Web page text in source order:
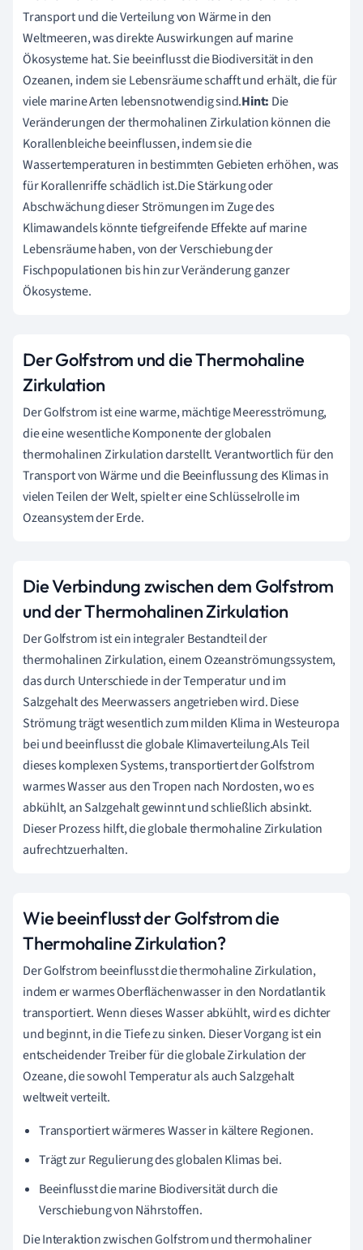
Transport und die Verteilung von Wärme in den
Weltmeeren, was direkte Auswirkungen auf marine
Ökosysteme hat. Sie beeinflusst die Biodiversität in den
Ozeanen, indem sie Lebensräume schafft und erhält, die für
viele marine Arten lebensnotwendig sind.Hint: Die
Veränderungen der thermohalinen Zirkulation können die
Korallenbleiche beeinflussen, indem sie die
Wassertemperaturen in bestimmten Gebieten erhöhen, was
für Korallenriffe schädlich ist.Die Stärkung oder
Abschwächung dieser Strömungen im Zuge des
Klimawandels könnte tiefgreifende Effekte auf marine
Lebensräume haben, von der Verschiebung der
Fischpopulationen bis hin zur Veränderung ganzer
Ökosysteme.
Der Golfstrom und die Thermohaline
Zirkulation
Der Golfstrom ist eine warme, mächtige Meeresströmung,
die eine wesentliche Komponente der globalen
thermohalinen Zirkulation darstellt. Verantwortlich für den
Transport von Wärme und die Beeinflussung des Klimas in
vielen Teilen der Welt, spielt er eine Schlüsselrolle im
Ozeansystem der Erde.
Die Verbindung zwischen dem Golfstrom
und der Thermohalinen Zirkulation
Der Golfstrom ist ein integraler Bestandteil der
thermohalinen Zirkulation, einem Ozeanströmungssystem,
das durch Unterschiede in der Temperatur und im
Salzgehalt des Meerwassers angetrieben wird. Diese
Strömung trägt wesentlich zum milden Klima in Westeuropa
bei und beeinflusst die globale Klimaverteilung.Als Teil
dieses komplexen Systems, transportiert der Golfstrom
warmes Wasser aus den Tropen nach Nordosten, wo es
abkühlt, an Salzgehalt gewinnt und schließlich absinkt.
Dieser Prozess hilft, die globale thermohaline Zirkulation
aufrechtzuerhalten.
Wie beeinflusst der Golfstrom die
Thermohaline Zirkulation?
Der Golfstrom beeinflusst die thermohaline Zirkulation,
indem er warmes Oberflächenwasser in den Nordatlantik
transportiert. Wenn dieses Wasser abkühlt, wird es dichter
und beginnt, in die Tiefe zu sinken. Dieser Vorgang ist ein
entscheidender Treiber für die globale Zirkulation der
Ozeane, die sowohl Temperatur als auch Salzgehalt
weltweit verteilt.
Transportiert wärmeres Wasser in kältere Regionen.
Trägt zur Regulierung des globalen Klimas bei.
Beeinflusst die marine Biodiversität durch die
Verschiebung von Nährstoffen.
Die Interaktion zwischen Golfstrom und thermohaliner